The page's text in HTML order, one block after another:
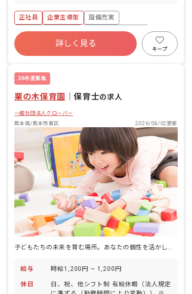
通信作成 ・壁面制作 ・外遊び ・園外へ
のお散歩
正社員 企業主導型
設備充実
ボーナス・賞与あり
年間休日120日以上
社会保険完備
有給
福利厚生充実
詳しく見る
キープ
26年度募集
栗の木保育園 ｜保育士の求人
一般社団法人クローバー
熊本県/熊本市東区
2026/06/02更新
給与 時給1,200円 ~ 1,200円
休日
日、祝、他シフト制 有給休暇（法人規定